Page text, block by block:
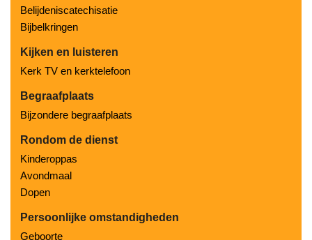
Belijdeniscatechisatie
Bijbelkringen
Kijken en luisteren
Kerk TV en kerktelefoon
Begraafplaats
Bijzondere begraafplaats
Rondom de dienst
Kinderoppas
Avondmaal
Dopen
Persoonlijke omstandigheden
Geboorte